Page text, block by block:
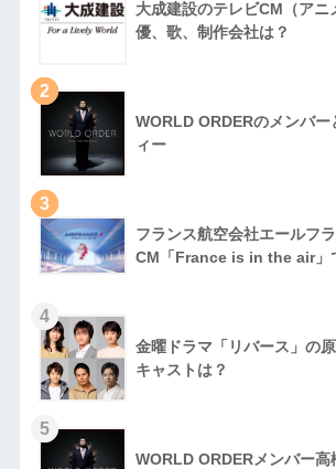
大成建設のテレビCM（アニ
優、歌、制作会社は？
2
WORLD ORDERのメンバー
ィー
3
フランス航空会社エールフ
CM「France is in the air」
4
金曜ドラマ「リバース」の原
キャストは？
5
WORLD ORDERメンバー高